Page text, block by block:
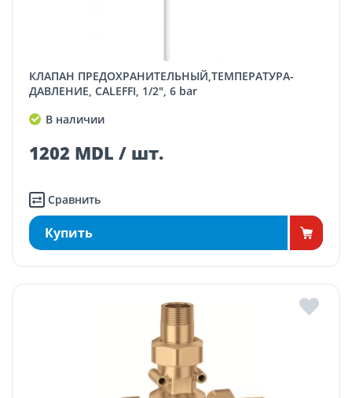
КЛАПАН ПРЕДОХРАНИТЕЛЬНЫЙ,ТЕМПЕРАТУРА-
ДАВЛЕНИЕ, CALEFFI, 1/2", 6 bar
В наличии
1202 MDL / шт.
Сравнить
Купить